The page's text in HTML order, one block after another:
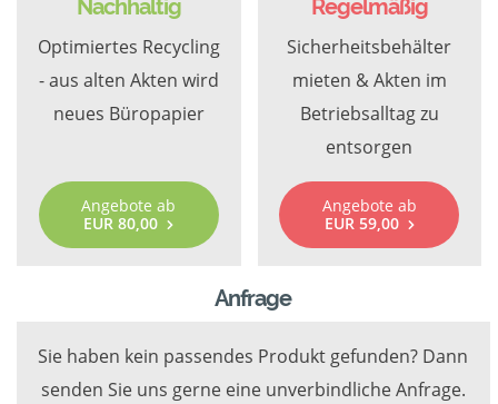
Nachhaltig
Optimiertes Recycling
- aus alten Akten wird
neues Büropapier
Angebote ab
EUR 80,00
Regelmäßig
Sicherheitsbehälter
mieten & Akten im
Betriebsalltag zu
entsorgen
Angebote ab
EUR 59,00
Anfrage
Sie haben kein passendes Produkt gefunden? Dann
senden Sie uns gerne eine unverbindliche Anfrage.